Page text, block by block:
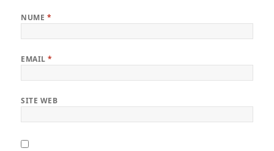
NUME *
EMAIL*
SITE WEB